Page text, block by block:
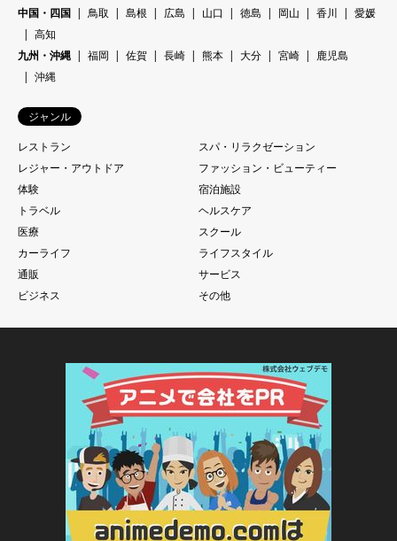
中国・四国
鳥取 島根 広島 山口 徳島 岡山 香川
愛媛
高知
九州・沖縄
福岡 佐賀 長崎 熊本 大分 宮崎
鹿児島
沖縄
ジャンル
レストラン
スパ・リラクゼーション
レジャー・アウトドア
ファッション・ビューティー
体験
宿泊施設
トラベル
ヘルスケア
医療
スクール
カーライフ
ライフスタイル
通販
サービス
ビジネス
その他